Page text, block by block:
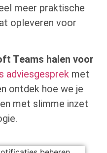
meer praktische
opleveren voor
Teams halen voor
adviesgesprek met
ontdek hoe we je
met slimme inzet